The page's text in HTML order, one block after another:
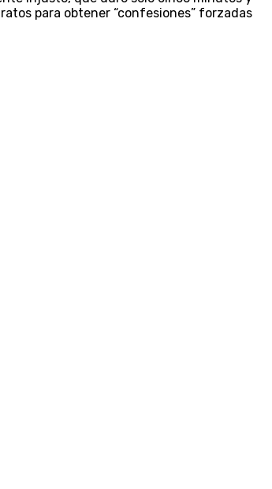
para obtener “confesiones” forzadas.